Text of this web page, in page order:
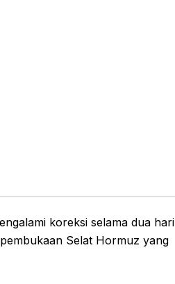
koreksi selama dua hari
Selat Hormuz yang